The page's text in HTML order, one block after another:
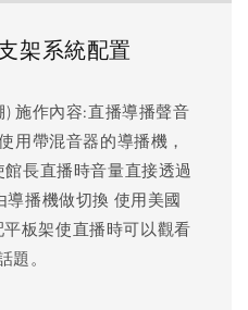
架系統配置
施作內容:直播導播聲音
用帶混音器的導播機，
長直播時音量直接透過
導播機做切換 使用美國
平板架使直播時可以觀看
題。